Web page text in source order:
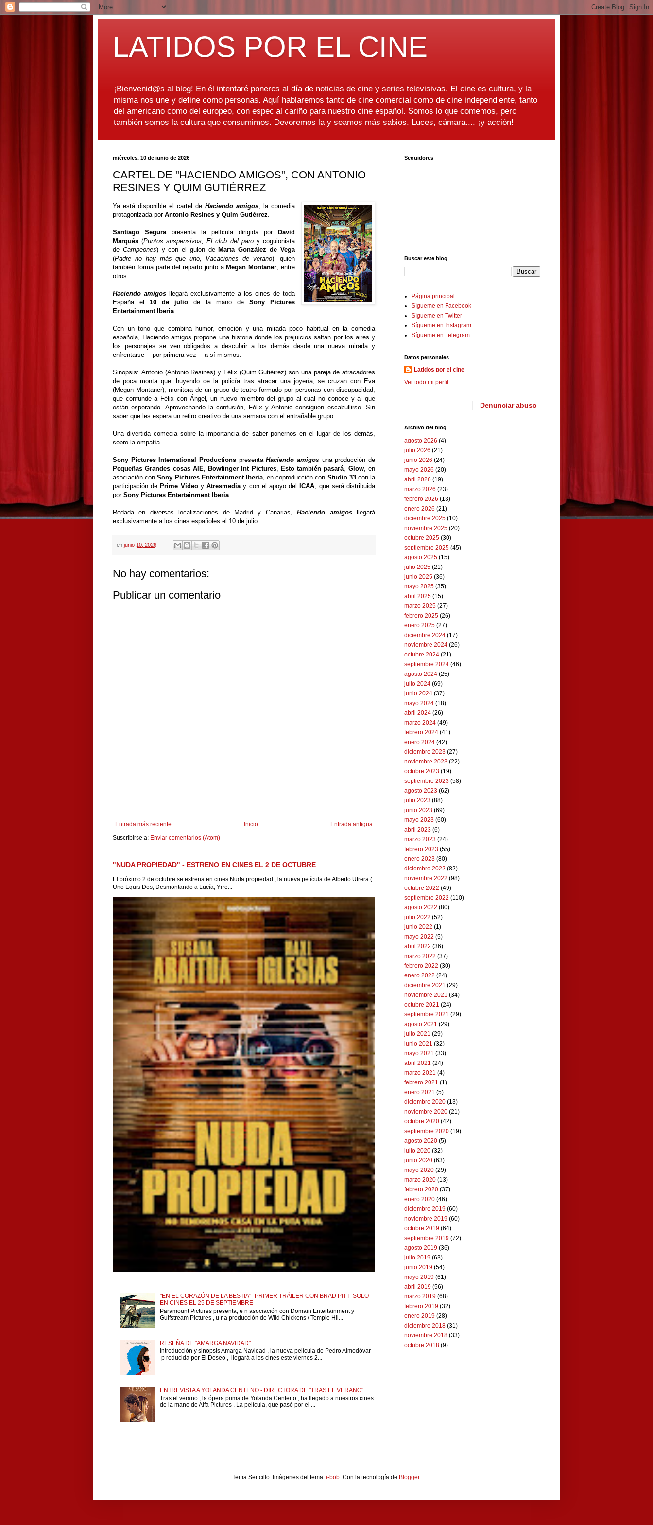
LATIDOS POR EL CINE
¡Bienvenid@s al blog! En él intentaré poneros al día de noticias de cine y series televisivas. El cine es cultura, y la
misma nos une y define como personas. Aquí hablaremos tanto de cine comercial como de cine independiente, tanto
del americano como del europeo, con especial cariño para nuestro cine español. Somos lo que comemos, pero
también somos la cultura que consumimos. Devoremos la y seamos más sabios. Luces, cámara.... ¡y acción!
miércoles, 10 de junio de 2026
CARTEL DE "HACIENDO AMIGOS", CON ANTONIO
RESINES Y QUIM GUTIÉRREZ
Ya está disponible el cartel de Haciendo amigos, la comedia
protagonizada por Antonio Resines y Quim Gutiérrez.
Santiago Segurapresenta la película dirigida por
David
Marqués (Puntos suspensivos, El club del paroy coguionista
de Campeones) y con el guion de Marta González de Vega
(Padre no hay más que uno, Vacaciones de verano), quien
también forma parte del reparto junto a Megan Montaner, entre
otros.
Haciendo amigosllegará exclusivamente a los cines de toda
España el10 de julio de la mano de Sony Pictures
Entertainment Iberia.
Con un tono que combina humor, emoción y una mirada poco habitual en la comedia
española, Haciendo amigos propone una historia donde los prejuicios saltan por los aires y
los personajes se ven obligados a descubrir a los demás desde una nueva mirada y
enfrentarse —por primera vez— a sí mismos.
Sinopsis: Antonio (Antonio Resines) y Félix (Quim Gutiérrez) son una pareja de atracadores
de poca monta que, huyendo de la policía tras atracar una joyería, se cruzan con Eva
(Megan Montaner), monitora de un grupo de teatro formado por personas con discapacidad,
que confunde a Félix con Ángel, un nuevo miembro del grupo al cual no conoce y al que
están esperando. Aprovechando la confusión, Félix y Antonio consiguen escabullirse. Sin
saber que les espera un retiro creativo de una semana con el entrañable grupo.
Una divertida comedia sobre la importancia de saber ponernos en el lugar de los demás,
sobre la empatía.
Sony Pictures International Productions presentaHaciendo amigos una producción de
Pequeñas Grandes cosas AIE, Bowfinger Int Pictures, Esto también pasará, Glow, en
asociación conSony Pictures Entertainment Iberia, en coproducción con Studio 33con la
participación de Prime VideoyAtresmediay con el apoyo del ICAA, que será distribuida
por Sony Pictures Entertainment Iberia.
Rodada en diversas localizaciones de Madrid y Canarias,Haciendo amigosllegará
exclusivamente a los cines españoles el 10 de julio.
en junio 10, 2026
No hay comentarios:
Publicar un comentario
Entrada más reciente Entrada antigua
Inicio
Suscribirse a: Enviar comentarios (Atom)
"NUDA PROPIEDAD" - ESTRENO EN CINES EL 2 DE OCTUBRE
El próximo 2 de octubre se estrena en cines Nuda propiedad , la nueva película de Alberto Utrera (
Uno Equis Dos, Desmontando a Lucía, Yrre...
"EN EL CORAZÓN DE LA BESTIA"- PRIMER TRÁILER CON BRAD PITT- SOLO
EN CINES EL 25 DE SEPTIEMBRE
Paramount Pictures presenta, e n asociación con Domain Entertainment y
Gulfstream Pictures , u na producción de Wild Chickens / Temple Hil...
RESEÑA DE "AMARGA NAVIDAD"
Introducción y sinopsis Amarga Navidad , la nueva película de Pedro Almodóvar
p roducida por El Deseo , llegará a los cines este viernes 2...
ENTREVISTA A YOLANDA CENTENO - DIRECTORA DE "TRAS EL VERANO"
Tras el verano , la ópera prima de Yolanda Centeno , ha llegado a nuestros cines
de la mano de Alfa Pictures . La película, que pasó por el ...
Seguidores
Buscar este blog
Página principal
Sígueme en Facebook
Sígueme en Twitter
Sígueme en Instagram
Sígueme en Telegram
Datos personales
Latidos por el cine
Ver todo mi perfil
Denunciar abuso
Archivo del blog
agosto 2026 (4)
julio 2026 (21)
junio 2026 (24)
mayo 2026 (20)
abril 2026 (19)
marzo 2026 (23)
febrero 2026 (13)
enero 2026 (21)
diciembre 2025 (10)
noviembre 2025 (20)
octubre 2025 (30)
septiembre 2025 (45)
agosto 2025 (15)
julio 2025 (21)
junio 2025 (36)
mayo 2025 (35)
abril 2025 (15)
marzo 2025 (27)
febrero 2025 (26)
enero 2025 (27)
diciembre 2024 (17)
noviembre 2024 (26)
octubre 2024 (21)
septiembre 2024 (46)
agosto 2024 (25)
julio 2024 (69)
junio 2024 (37)
mayo 2024 (18)
abril 2024 (26)
marzo 2024 (49)
febrero 2024 (41)
enero 2024 (42)
diciembre 2023 (27)
noviembre 2023 (22)
octubre 2023 (19)
septiembre 2023 (58)
agosto 2023 (62)
julio 2023 (88)
junio 2023 (69)
mayo 2023 (60)
abril 2023 (6)
marzo 2023 (24)
febrero 2023 (55)
enero 2023 (80)
diciembre 2022 (82)
noviembre 2022 (98)
octubre 2022 (49)
septiembre 2022 (110)
agosto 2022 (80)
julio 2022 (52)
junio 2022 (1)
mayo 2022 (5)
abril 2022 (36)
marzo 2022 (37)
febrero 2022 (30)
enero 2022 (24)
diciembre 2021 (29)
noviembre 2021 (34)
octubre 2021 (24)
septiembre 2021 (29)
agosto 2021 (29)
julio 2021 (29)
junio 2021 (32)
mayo 2021 (33)
abril 2021 (24)
marzo 2021 (4)
febrero 2021 (1)
enero 2021 (5)
diciembre 2020 (13)
noviembre 2020 (21)
octubre 2020 (42)
septiembre 2020 (19)
agosto 2020 (5)
julio 2020 (32)
junio 2020 (63)
mayo 2020 (29)
marzo 2020 (13)
febrero 2020 (37)
enero 2020 (46)
diciembre 2019 (60)
noviembre 2019 (60)
octubre 2019 (64)
septiembre 2019 (72)
agosto 2019 (36)
julio 2019 (63)
junio 2019 (54)
mayo 2019 (61)
abril 2019 (56)
marzo 2019 (68)
febrero 2019 (32)
enero 2019 (28)
diciembre 2018 (31)
noviembre 2018 (33)
octubre 2018 (9)
Tema Sencillo. Imágenes del tema: i-bob. Con la tecnología de Blogger.